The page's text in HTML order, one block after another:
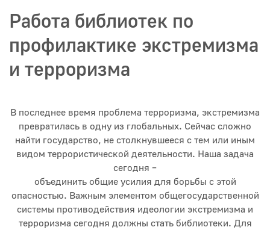
Работа библиотек по
профилактике экстремизма
и терроризма
В последнее время проблема терроризма, экстремизма
превратилась в одну из глобальных. Сейчас сложно
найти государство, не столкнувшееся с тем или иным
видом террористической деятельности. Наша задача
сегодня –
объединить общие усилия для борьбы с этой
опасностью. Важным элементом общегосударственной
системы противодействия идеологии экстремизма и
терроризма сегодня должны стать библиотеки. Для